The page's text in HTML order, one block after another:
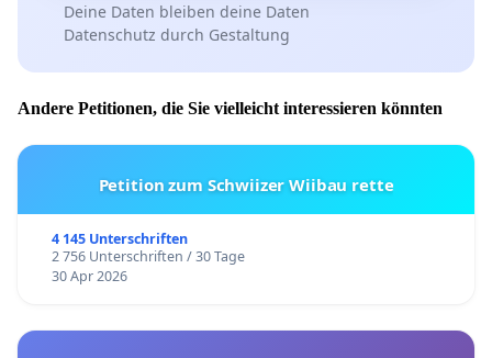
Deine Daten bleiben deine Daten
Datenschutz durch Gestaltung
Andere Petitionen, die Sie vielleicht interessieren könnten
Petition zum Schwiizer Wiibau rette
4 145 Unterschriften
2 756 Unterschriften / 30 Tage
30 Apr 2026